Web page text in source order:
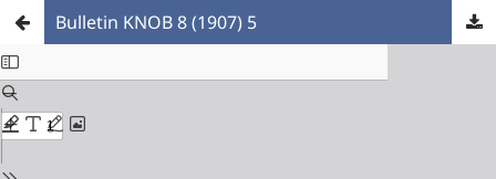
Bulletin KNOB 8 (1907) 5